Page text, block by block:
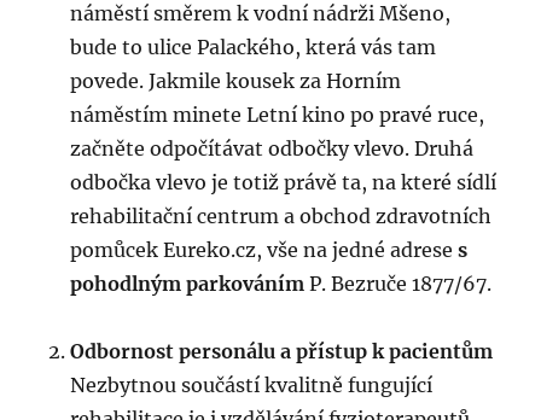
náměstí směrem k vodní nádrži Mšeno,
bude to ulice Palackého, která vás tam
povede. Jakmile kousek za Horním
náměstím minete Letní kino po pravé ruce,
začněte odpočítávat odbočky vlevo. Druhá
odbočka vlevo je totiž právě ta, na které sídlí
rehabilitační centrum a obchod zdravotních
pomůcek Eureko.cz, vše na jedné adreses
pohodlným parkováním P. Bezruče 1877/67.
Odbornost personálu a přístup k pacientům
Nezbytnou součástí kvalitně fungující